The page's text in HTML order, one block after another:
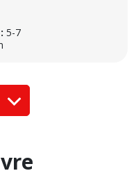
5-7